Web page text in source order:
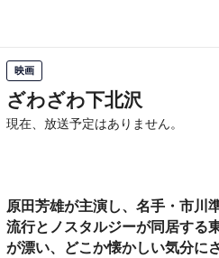
映画
ざわざわ下北沢
現在、放送予定はありません。
原田芳雄が主演し、名手・市川
流行とノスタルジーが同居する
が漂い、どこか懐かしい気分に